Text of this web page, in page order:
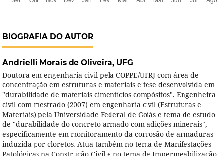
BIOGRAFIA DO AUTOR
Andrielli Morais de Oliveira, UFG
Doutora em engenharia civil pela COPPE/UFRJ com área de
concentração em estruturas e materiais e tese desenvolvida em
"durabilidade de materiais cimentícios compósitos". Engenheira
civil com mestrado (2007) em engenharia civil (Estruturas e
Materiais) pela Universidade Federal de Goiás e tema de estudo
de "durabilidade do concreto armado com adições minerais",
especificamente em monitoramento da corrosão de armaduras
induzida por cloretos. Atua também no tema de Manifestações
Patológicas na Construção Civil e no tema de Impermeabilização